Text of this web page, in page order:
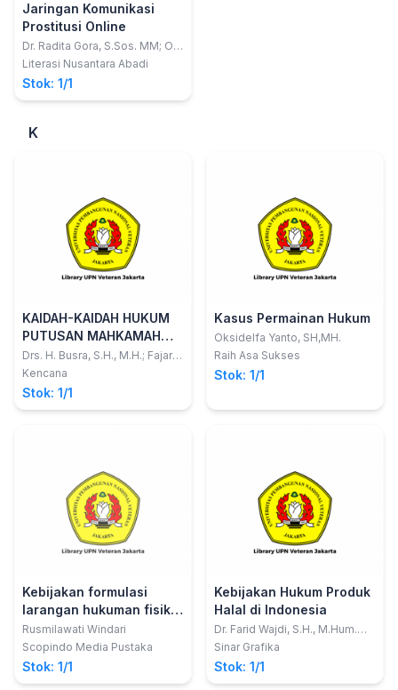
Jaringan Komunikasi
Prostitusi Online
Dr. Radita Gora, S.Sos. MM; Oni
Tarsani, S.Sos.I, M.Ikom
Literasi Nusantara Abadi
Stok: 1/1
K
KAIDAH-KAIDAH HUKUM
PUTUSAN MAHKAMAH
AGUNG REPUBLIK
INDONESIA
Drs. H. Busra, S.H., M.H.; Fajar
Hernawan, S.H.I., M.E.I.
Kencana
Stok: 1/1
Kasus Permainan Hukum
Oksidelfa Yanto, SH,MH.
Raih Asa Sukses
Stok: 1/1
Kebijakan formulasi
larangan hukuman fisik
(corporal punishment)
pada anak dalam lingkup
pengasuhan dan
pendidikan : kajian
Rusmilawati Windari
Scopindo Media Pustaka
Stok: 1/1
Kebijakan Hukum Produk
Halal di Indonesia
Dr. Farid Wajdi, S.H., M.Hum.
dan Diana Susanti, S.H., M.Kn.
Sinar Grafika
Stok: 1/1